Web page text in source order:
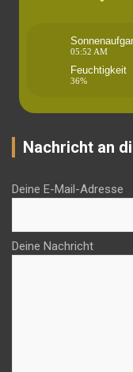
05:52 AM
Feuchtigkeit
36%
Nachricht an
Deine E-Mail-Adresse
Deine Nachricht